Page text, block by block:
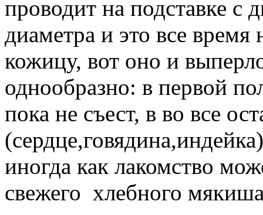
проводит на подставке с
диаметра и это все время
кожицу, вот оно и
однообразно: в первой
пока не съест, в во все
иногда как лакомство
свежего хлебного